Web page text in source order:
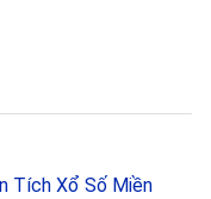
Tích Xổ Số Miền